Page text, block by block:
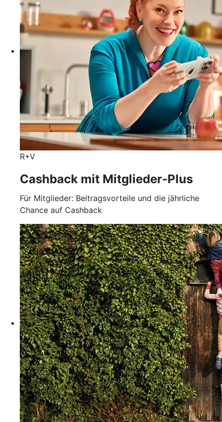
R+V
Cashback mit Mitglieder-Plus
Für Mitglieder: Beitragsvorteile und die jährliche
Chance auf Cashback